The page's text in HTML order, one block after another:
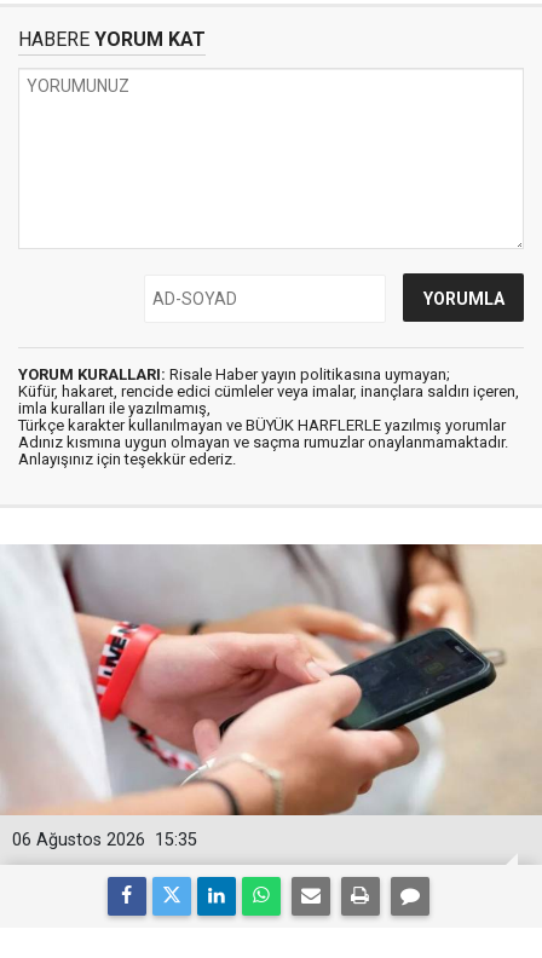
HABERE YORUM KAT
YORUM KURALLARI: Risale Haber yayın politikasına uymayan;
Küfür, hakaret, rencide edici cümleler veya imalar, inançlara saldırı içeren,
imla kuralları ile yazılmamış,
Türkçe karakter kullanılmayan ve BÜYÜK HARFLERLE yazılmış yorumlar
Adınız kısmına uygun olmayan ve saçma rumuzlar onaylanmamaktadır.
Anlayışınız için teşekkür ederiz.
15:35
06 Ağustos 2026